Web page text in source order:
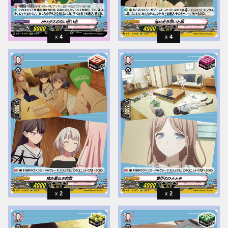
4 4
2 2